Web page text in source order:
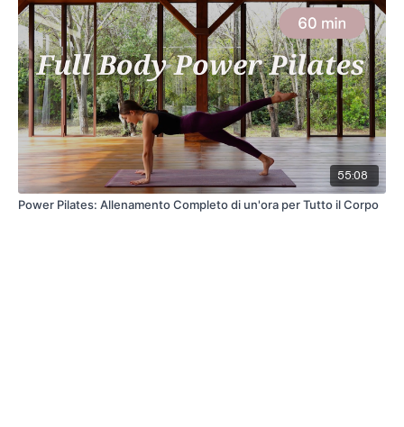
55:08
Power Pilates: Allenamento Completo di un'ora per Tutto il Corpo